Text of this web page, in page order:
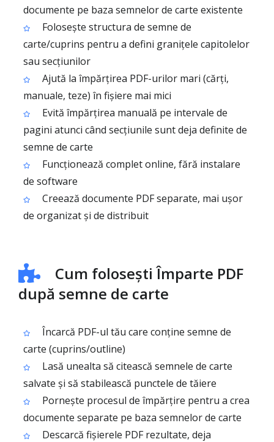
documente pe baza semnelor de carte existente
Folosește structura de semne de
carte/cuprins pentru a defini granițele capitolelor
sau secțiunilor
Ajută la împărțirea PDF-urilor mari (cărți,
manuale, teze) în fișiere mai mici
Evită împărțirea manuală pe intervale de
pagini atunci când secțiunile sunt deja definite de
semne de carte
Funcționează complet online, fără instalare
de software
Creează documente PDF separate, mai ușor
de organizat și de distribuit
Cum folosești Împarte PDF
după semne de carte
Încarcă PDF-ul tău care conține semne de
carte (cuprins/outline)
Lasă unealta să citească semnele de carte
salvate și să stabilească punctele de tăiere
Pornește procesul de împărțire pentru a crea
documente separate pe baza semnelor de carte
Descarcă fișierele PDF rezultate, deja